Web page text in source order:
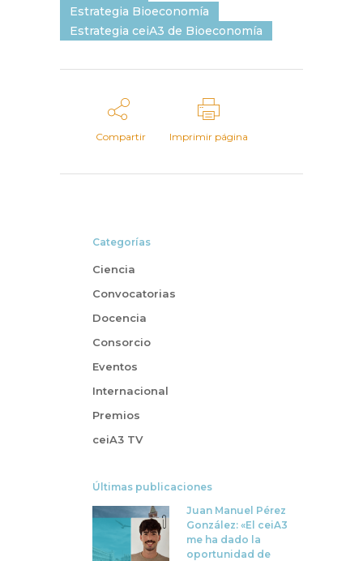
Estrategia Bioeconomía
Estrategia ceiA3 de Bioeconomía
Compartir Imprimir página
Categorías
Ciencia
Convocatorias
Docencia
Consorcio
Eventos
Internacional
Premios
ceiA3 TV
Últimas publicaciones
Juan Manuel Pérez
González: «El ceiA3
me ha dado la
oportunidad de